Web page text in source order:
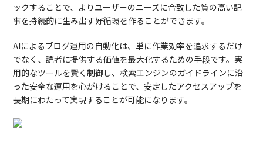
ックすることで、よりユーザーのニーズに合致した質の高い記
事を持続的に生み出す好循環を作ることができます。
AIによるブログ運用の自動化は、単に作業効率を追求するだけ
でなく、読者に提供する価値を最大化するための手段です。実
用的なツールを賢く制御し、検索エンジンのガイドラインに沿
った安全な運用を心がけることで、安定したアクセスアップを
長期にわたって実現することが可能になります。